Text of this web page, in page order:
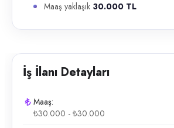
Maaş yaklaşık 30.000 TL
İş İlanı Detayları
Maaş:
₺30.000 - ₺30.000